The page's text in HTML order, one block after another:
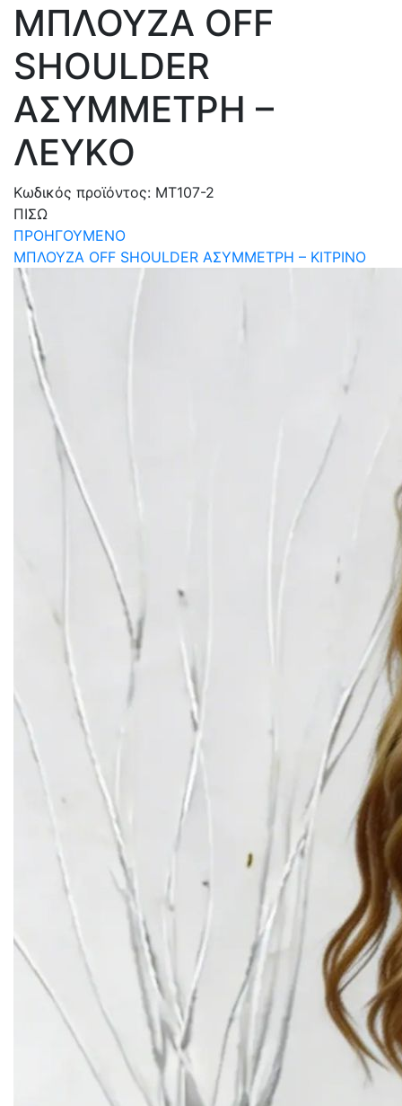
ΜΠΛΟΥΖΑ OFF
SHOULDER
ΑΣΥΜΜΕΤΡΗ –
ΛΕΥΚΟ
Κωδικός προϊόντος: MT107-2
ΠΙΣΩ
ΠΡΟΗΓΟΥΜΕΝΟ
ΜΠΛΟΥΖΑ OFF SHOULDER ΑΣΥΜΜΕΤΡΗ – ΚΙΤΡΙΝΟ